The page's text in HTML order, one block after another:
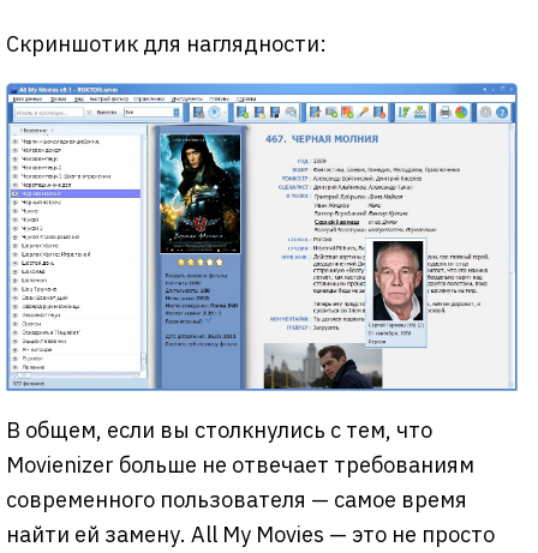
Скриншотик для наглядности:
В общем, если вы столкнулись с тем, что
Movienizer больше не отвечает требованиям
современного пользователя — самое время
найти ей замену. All My Movies — это не просто